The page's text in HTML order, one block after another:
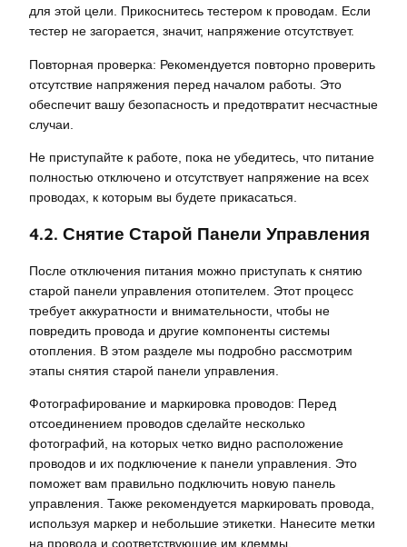
для этой цели. Прикоснитесь тестером к проводам. Если
тестер не загорается, значит, напряжение отсутствует.
Повторная проверка: Рекомендуется повторно проверить
отсутствие напряжения перед началом работы. Это
обеспечит вашу безопасность и предотвратит несчастные
случаи.
Не приступайте к работе, пока не убедитесь, что питание
полностью отключено и отсутствует напряжение на всех
проводах, к которым вы будете прикасаться.
4.2. Снятие Старой Панели Управления
После отключения питания можно приступать к снятию
старой панели управления отопителем. Этот процесс
требует аккуратности и внимательности, чтобы не
повредить провода и другие компоненты системы
отопления. В этом разделе мы подробно рассмотрим
этапы снятия старой панели управления.
Фотографирование и маркировка проводов: Перед
отсоединением проводов сделайте несколько
фотографий, на которых четко видно расположение
проводов и их подключение к панели управления. Это
поможет вам правильно подключить новую панель
управления. Также рекомендуется маркировать провода,
используя маркер и небольшие этикетки. Нанесите метки
на провода и соответствующие им клеммы.